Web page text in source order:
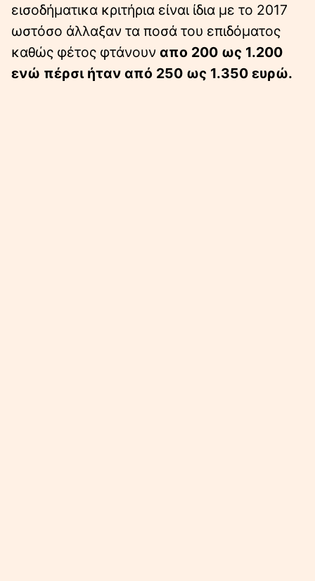
εισοδήματικα κριτήρια είναι ίδια με το 2017
ωστόσο άλλαξαν τα ποσά του επιδόματος
καθώς φέτος φτάνουν απο 200 ως 1.200
ενώ πέρσι ήταν από 250 ως 1.350 ευρώ.